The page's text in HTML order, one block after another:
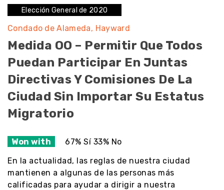
Elección General de 2020
Condado de Alameda Hayward
Medida OO – Permitir Que Todos
Puedan Participar En Juntas
Directivas Y Comisiones De La
Ciudad Sin Importar Su Estatus
Migratorio
Won with 67% Sí 33% No
En la actualidad, las reglas de nuestra ciudad
mantienen a algunas de las personas más
calificadas para ayudar a dirigir a nuestra